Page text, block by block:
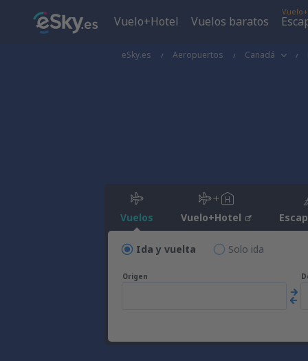
Vuelo+Hotel Vuelos baratos
eSky.es Aeropuertos Canadá
Vuelos Vuelo+Hotel
Ida y vuelta Solo ida
Origen